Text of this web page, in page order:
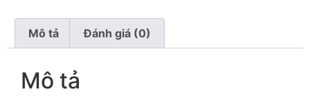
Mô tả Đánh giá (0)
Mô tả